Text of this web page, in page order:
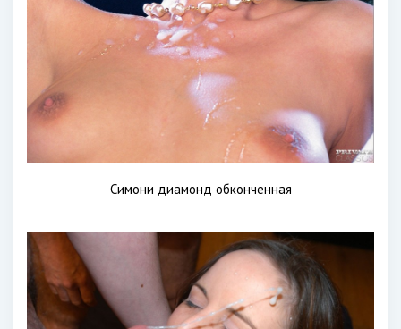
Симони диамонд обконченная